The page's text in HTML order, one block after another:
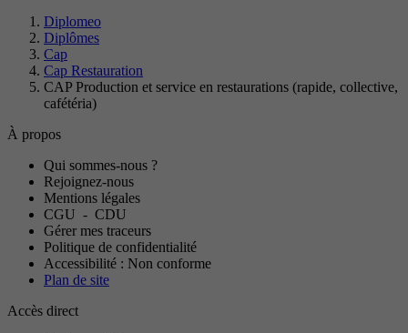
Diplomeo
Diplômes
Cap
Cap Restauration
CAP Production et service en restaurations (rapide, collective,
cafétéria)
À propos
Qui sommes-nous ?
Rejoignez-nous
Mentions légales
CGU - CDU
Gérer mes traceurs
Politique de confidentialité
Accessibilité : Non conforme
Plan de site
Accès direct